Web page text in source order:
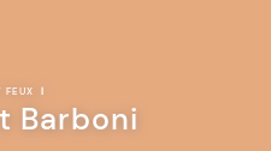
FEUX |
Barboni